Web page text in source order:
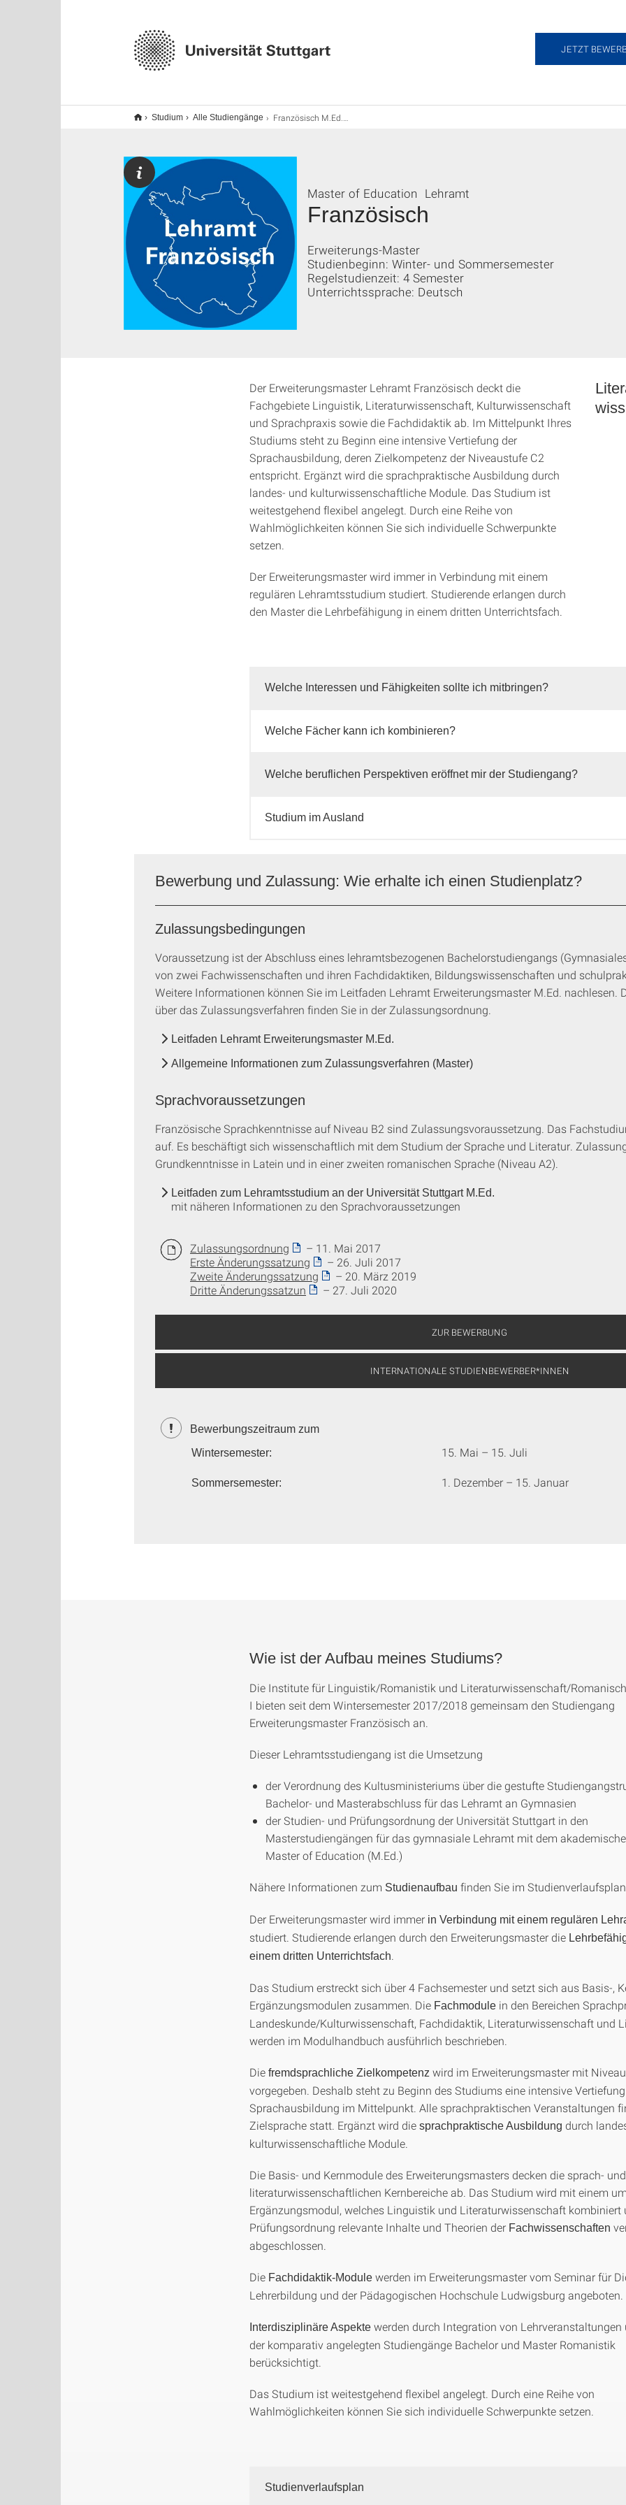
JETZT
Studium Alle Studiengänge Französisch M.Ed. (Erweiterung), Lehramt
Französisch
Master of Education Lehramt
Erweiterungs-Master
Studienbeginn: Winter- und Sommersemester
Regelstudienzeit: 4 Semester
Unterrichtssprache: Deutsch
Der Erweiterungsmaster Lehramt Französisch deckt die
Fachgebiete Linguistik, Literaturwissenschaft, Kulturwissenschaft
und Sprachpraxis sowie die Fachdidaktik ab. Im Mittelpunkt Ihres
Studiums steht zu Beginn eine intensive Vertiefung der
Sprachausbildung, deren Zielkompetenz der Niveaustufe C2
entspricht. Ergänzt wird die sprachpraktische Ausbildung durch
landes- und kulturwissenschaftliche Module. Das Studium ist
weitestgehend flexibel angelegt. Durch eine Reihe von
Wahlmöglichkeiten können Sie sich individuelle Schwerpunkte
setzen.
Der Erweiterungsmaster wird immer in Verbindung mit einem
regulären Lehramtsstudium studiert. Studierende erlangen durch
den Master die Lehrbefähigung in einem dritten Unterrichtsfach.
Welche Interessen und Fähigkeiten sollte ich mitbringen?
Welche Fächer kann ich kombinieren?
Welche beruflichen Perspektiven eröffnet mir der Studiengang?
Studium im Ausland
Bewerbung und Zulassung: Wie erhalte ich einen Studienplatz?
Zulassungsbedingungen
Voraussetzung ist der Abschluss eines lehramtsbezogenen Bachelorstudiengangs
von zwei Fachwissenschaften und ihren Fachdidaktiken, Bildungswissenschaften und
Weitere Informationen können Sie im Leitfaden Lehramt Erweiterungsmaster M.Ed.
über das Zulassungsverfahren finden Sie in der Zulassungsordnung.
Leitfaden Lehramt Erweiterungsmaster M.Ed.
Allgemeine Informationen zum Zulassungsverfahren (Master)
Sprachvoraussetzungen
Französische Sprachkenntnisse auf Niveau B2 sind Zulassungsvoraussetzung. Das
auf. Es beschäftigt sich wissenschaftlich mit dem Studium der Sprache und Literatur.
Grundkenntnisse in Latein und in einer zweiten romanischen Sprache (Niveau A2).
Leitfaden zum Lehramtsstudium an der Universität Stuttgart M.Ed.
mit näheren Informationen zu den Sprachvoraussetzungen
Zulassungsordnung
– 11. Mai 2017
Erste Änderungssatzung
– 26. Juli 2017
Zweite Änderungssatzung
– 20. März 2019
Dritte Änderungssatzun
– 27. Juli 2020
ZUR BEWERBUNG
INTERNATIONALE STUDIENBEWERBER*INNEN
Bewerbungszeitraum zum
Wintersemester:
15. Mai – 15. Juli
Sommersemester: 1. Dezember – 15. Januar
Wie ist der Aufbau meines Studiums?
Die Institute für Linguistik/Romanistik und Literaturwissenschaft/
I bieten seit dem Wintersemester 2017/2018 gemeinsam den Studiengang
Erweiterungsmaster Französisch an.
Dieser Lehramtsstudiengang ist die Umsetzung
der Verordnung des Kultusministeriums über die gestufte
Bachelor- und Masterabschluss für das Lehramt an Gymnasien
der Studien- und Prüfungsordnung der Universität Stuttgart in den
Masterstudiengängen für das gymnasiale Lehramt mit dem
Master of Education (M.Ed.)
Nähere Informationen zum Studienaufbau finden Sie im
Der Erweiterungsmaster wird immer in Verbindung mit einem regulären
studiert. Studierende erlangen durch den Erweiterungsmaster die
einem dritten Unterrichtsfach
Das Studium erstreckt sich über 4 Fachsemester und setzt sich aus Basis-,
Ergänzungsmodulen zusammen. Die Fachmodule in den Bereichen
Landeskunde/Kulturwissenschaft, Fachdidaktik, Literaturwissenschaft und
werden im Modulhandbuch ausführlich beschrieben.
Die fremdsprachliche Zielkompetenz wird im Erweiterungsmaster mit
vorgegeben. Deshalb steht zu Beginn des Studiums eine intensive
Sprachausbildung im Mittelpunkt. Alle sprachpraktischen Veranstaltungen
Zielsprache statt. Ergänzt wird die sprachpraktische Ausbildung durch
kulturwissenschaftliche Module.
Die Basis- und Kernmodule des Erweiterungsmasters decken die sprach- und
literaturwissenschaftlichen Kernbereiche ab. Das Studium wird mit einem
Ergänzungsmodul, welches Linguistik und Literaturwissenschaft kombiniert
Prüfungsordnung relevante Inhalte und Theorien der Fachwissenschaften
abgeschlossen.
Die Fachdidaktik-Module werden im Erweiterungsmaster vom Seminar für
Lehrerbildung und der Pädagogischen Hochschule Ludwigsburg angeboten.
Interdisziplinäre Aspekte werden durch Integration von
der komparativ angelegten Studiengänge Bachelor und Master Romanistik
berücksichtigt.
Das Studium ist weitestgehend flexibel angelegt. Durch eine Reihe von
Wahlmöglichkeiten können Sie sich individuelle Schwerpunkte setzen.
Studienverlaufsplan